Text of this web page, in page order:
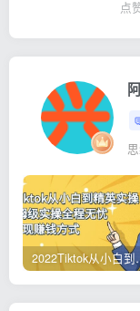
点
2022Tiktok从